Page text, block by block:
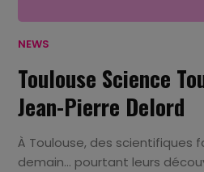
NEWS
Toulouse Science
Jean-Pierre Delord
À Toulouse, des scientifiques
demain… pourtant leurs